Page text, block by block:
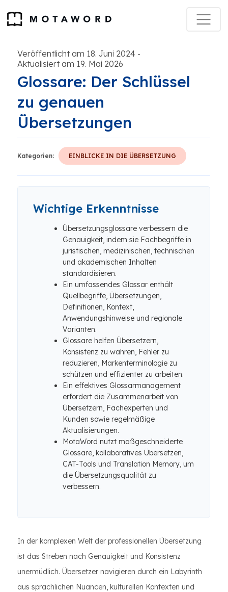
Veröffentlicht am 18. Juni 2024 -
Aktualisiert am 19. Mai 2026
Glossare: Der Schlüssel
zu genauen
Übersetzungen
Kategorien: EINBLICKE IN DIE ÜBERSETZUNG
Wichtige Erkenntnisse
Übersetzungsglossare verbessern die
Genauigkeit, indem sie Fachbegriffe in
juristischen, medizinischen, technischen
und akademischen Inhalten
standardisieren.
Ein umfassendes Glossar enthält
Quellbegriffe, Übersetzungen,
Definitionen, Kontext,
Anwendungshinweise und regionale
Varianten.
Glossare helfen Übersetzern,
Konsistenz zu wahren, Fehler zu
reduzieren, Markenterminologie zu
schützen und effizienter zu arbeiten.
Ein effektives Glossarmanagement
erfordert die Zusammenarbeit von
Übersetzern, Fachexperten und
Kunden sowie regelmäßige
Aktualisierungen.
MotaWord nutzt maßgeschneiderte
Glossare, kollaboratives Übersetzen,
CAT-Tools und Translation Memory, um
die Übersetzungsqualität zu
verbessern.
In der komplexen Welt der professionellen Übersetzung
ist das Streben nach Genauigkeit und Konsistenz
unermüdlich. Übersetzer navigieren durch ein Labyrinth
aus sprachlichen Nuancen, kulturellen Kontexten und